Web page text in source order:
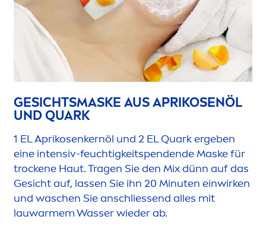
GESICHTSMASKE AUS APRIKOSENÖL
UND QUARK
1 EL Aprikosenkernöl und 2 EL Quark ergeben
eine intensiv-feuchtigkeitspendende Maske für
trockene Haut. Tragen Sie den Mix dünn auf das
Gesicht auf, lassen Sie ihn 20 Minuten einwirken
und waschen Sie anschliessend alles mit
lauwarmem Wasser wieder ab.